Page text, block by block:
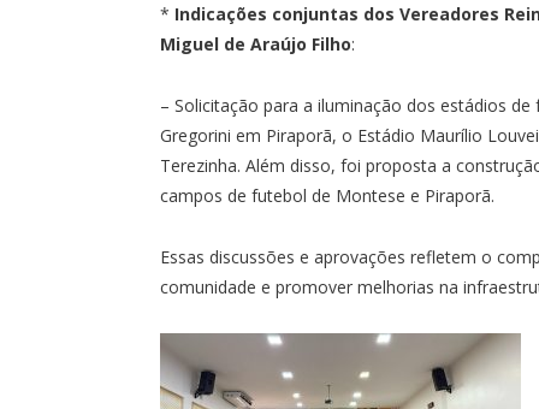
* Indicações conjuntas dos Vereadores
Miguel de Araújo Filho:
– Solicitação para a iluminação dos estádios
Gregorini em Piraporã, o Estádio Maurílio
Terezinha. Além disso, foi proposta a
campos de futebol de Montese e Piraporã.
Essas discussões e aprovações refletem o
comunidade e promover melhorias na